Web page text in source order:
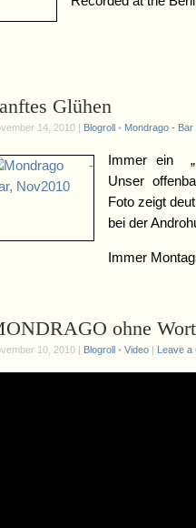
Glühen
14, 2010 | Blogroll • Mondrago - Bar
Immer ein
Unser
Foto zeigt
bei der
Immer
ohne
10, 2010 | Blogroll • Video | Leave a